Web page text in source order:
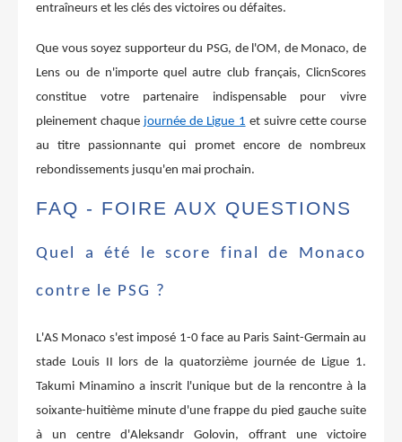
entraîneurs et les clés des victoires ou défaites.
Que vous soyez supporteur du PSG, de l'OM, de Monaco, de
Lens ou de n'importe quel autre club français, ClicnScores
constitue votre partenaire indispensable pour vivre
pleinement chaque journée de Ligue 1 et suivre cette course
au titre passionnante qui promet encore de nombreux
rebondissements jusqu'en mai prochain.
FAQ - FOIRE AUX QUESTIONS
Quel a été le score final de Monaco
contre le PSG ?
L'AS Monaco s'est imposé 1-0 face au Paris Saint-Germain au
stade Louis II lors de la quatorzième journée de Ligue 1.
Takumi Minamino a inscrit l'unique but de la rencontre à la
soixante-huitième minute d'une frappe du pied gauche suite
à un centre d'Aleksandr Golovin, offrant une victoire